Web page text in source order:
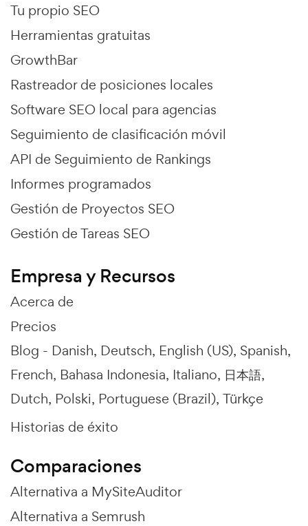
Tu propio SEO
Herramientas gratuitas
GrowthBar
Rastreador de posiciones locales
Software SEO local para agencias
Seguimiento de clasificación móvil
API de Seguimiento de Rankings
Informes programados
Gestión de Proyectos SEO
Gestión de Tareas SEO
Empresa y Recursos
Acerca de
Precios
Blog - Danish Deutsch English (US) Spanish
French Bahasa Indonesia Italiano 日本語
Dutch Polski Portuguese (Brazil) Türkçe
Historias de éxito
Comparaciones
Alternativa a MySiteAuditor
Alternativa a Semrush